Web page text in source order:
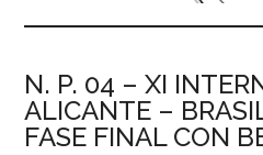
N. P. 04 – XI
ALICANTE –
FASE FINAL CON